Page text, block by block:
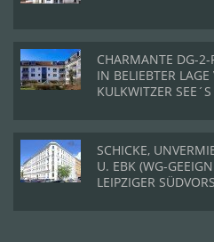
CHARMANTE DG-2-
IN BELIEBTER
KULKWITZER SEE´S
SCHICKE,
U. EBK (WG-
LEIPZIGER